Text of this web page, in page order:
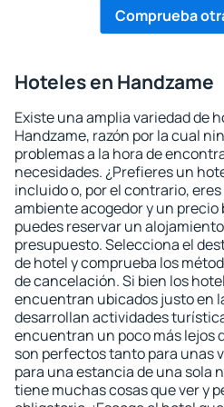
Comprueba
Hoteles en Handzame
Existe una amplia variedad de
Handzame, razón por la cual
problemas a la hora de
necesidades. ¿Prefieres un
incluido o, por el contrario,
ambiente acogedor y un precio
puedes reservar un
presupuesto. Selecciona el
de hotel y comprueba los
de cancelación. Si bien los
encuentran ubicados justo en
desarrollan actividades
encuentran un poco más lejos
son perfectos tanto para unas
para una estancia de una sola
tiene muchas cosas que ver y